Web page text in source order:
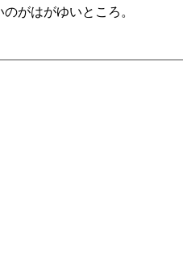
がはがゆいところ。